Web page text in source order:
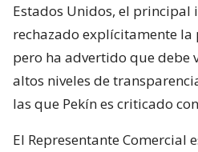
Estados Unidos, el principal
rechazado explícitamente
pero ha advertido que debe
altos niveles de
las que Pekín es criticado
El Representante Comercial